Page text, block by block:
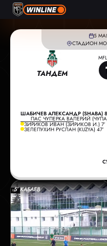
5
СТАДИОН
ТАНДЕМ
ШАБИЧЕВ АЛЕКСАНДР (SHABA)
ПАС ЧУПЕРКА ВАЛЕРИЙ
ЗИРИКОВ ИВАН (ЗИРИКОВ И.) 7’
ЗЕЛЕПУХИН РУСЛАН (KUZYA) 47’
ГЛАВНЫЙ СУДЬЯ:
РЕЗЕРВНЫЙ
5’ КАБАЕВ